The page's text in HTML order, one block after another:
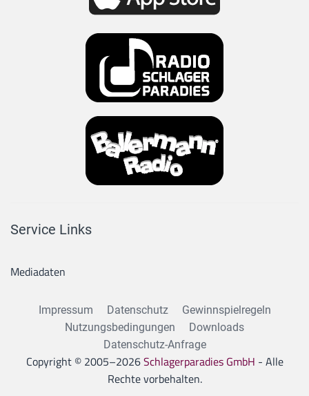
Service Links
Mediadaten
Impressum Datenschutz
Gewinnspielregeln
Nutzungsbedingungen
Downloads
Datenschutz-Anfrage
Copyright © 2005–2026Schlagerparadies GmbH - Alle
Rechte vorbehalten.